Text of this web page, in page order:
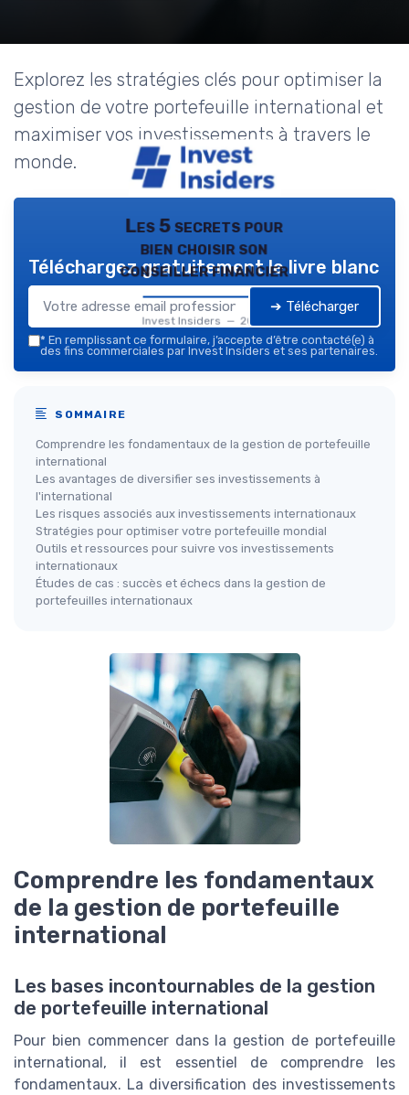
Explorez les stratégies clés pour optimiser la
gestion de votre portefeuille international et
maximiser vos investissements à travers le
monde.
Les 5 secrets pour
bien choisir son
conseiller financier
Invest Insiders — 2026
Téléchargez gratuitement le livre blanc
➔ Télécharger
* En remplissant ce formulaire, j’accepte d’être contacté(e) à
des fins commerciales par Invest Insiders et ses partenaires.
SOMMAIRE
Comprendre les fondamentaux de la gestion de portefeuille
international
Les avantages de diversifier ses investissements à
l'international
Les risques associés aux investissements internationaux
Stratégies pour optimiser votre portefeuille mondial
Outils et ressources pour suivre vos investissements
internationaux
Études de cas : succès et échecs dans la gestion de
portefeuilles internationaux
Comprendre les fondamentaux
de la gestion de portefeuille
international
Les bases incontournables de la gestion
de portefeuille international
Pour bien commencer dans la gestion de portefeuille
international, il est essentiel de comprendre les
fondamentaux. La diversification des investissements